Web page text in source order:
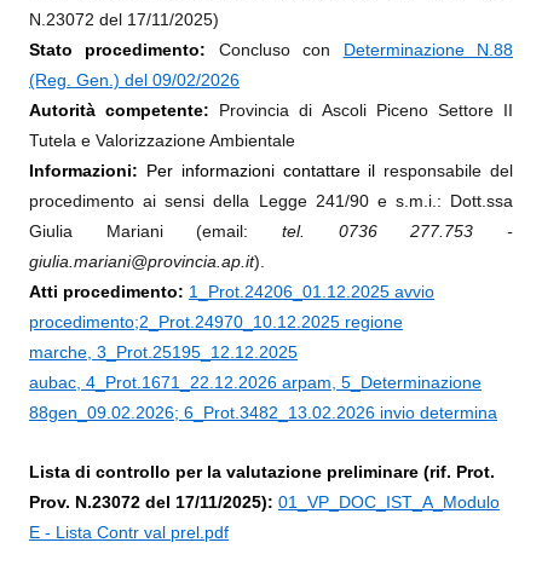
N.23072 del 17/11/2025)
Stato procedimento: Concluso con Determinazione N.88
(Reg. Gen.) del 09/02/2026
Autorità competente: Provincia di Ascoli Piceno Settore II
Tutela e Valorizzazione Ambientale
Informazioni: Per informazioni contattare il responsabile del
procedimento ai sensi della Legge 241/90 e s.m.i.: Dott.ssa
Giulia Mariani (email: tel. 0736 277.753 -
giulia.mariani@provincia.ap.it).
Atti procedimento: 1_Prot.24206_01.12.2025 avvio
procedimento;2_Prot.24970_10.12.2025 regione
marche 3_Prot.25195_12.12.2025
aubac 4_Prot.1671_22.12.2026 arpam 5_Determinazione
88gen_09.02.2026; 6_Prot.3482_13.02.2026 invio determina
Lista di controllo per la valutazione preliminare (rif. Prot.
Prov. N.23072 del 17/11/2025): 01_VP_DOC_IST_A_Modulo
E - Lista Contr val prel.pdf